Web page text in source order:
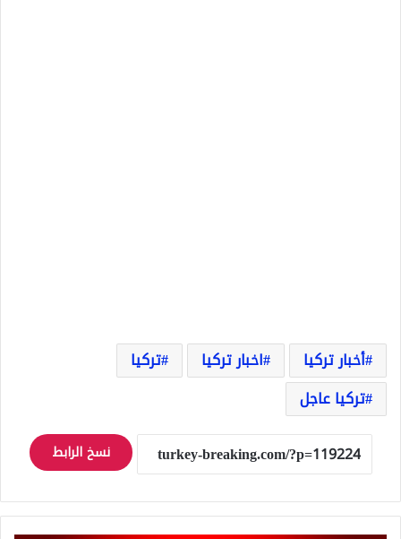
أخبار تركيا اخبار تركيا
تركيا
تركيا عاجل
نسخ الرابط